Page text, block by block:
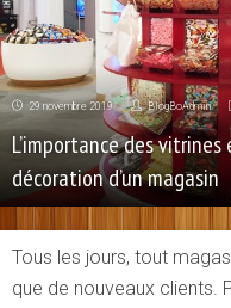
29 novembre 2019 BlogBoAdmin
L’importance des
décoration d’un magasin
Tous les jours, tout
que de nouveaux clients.